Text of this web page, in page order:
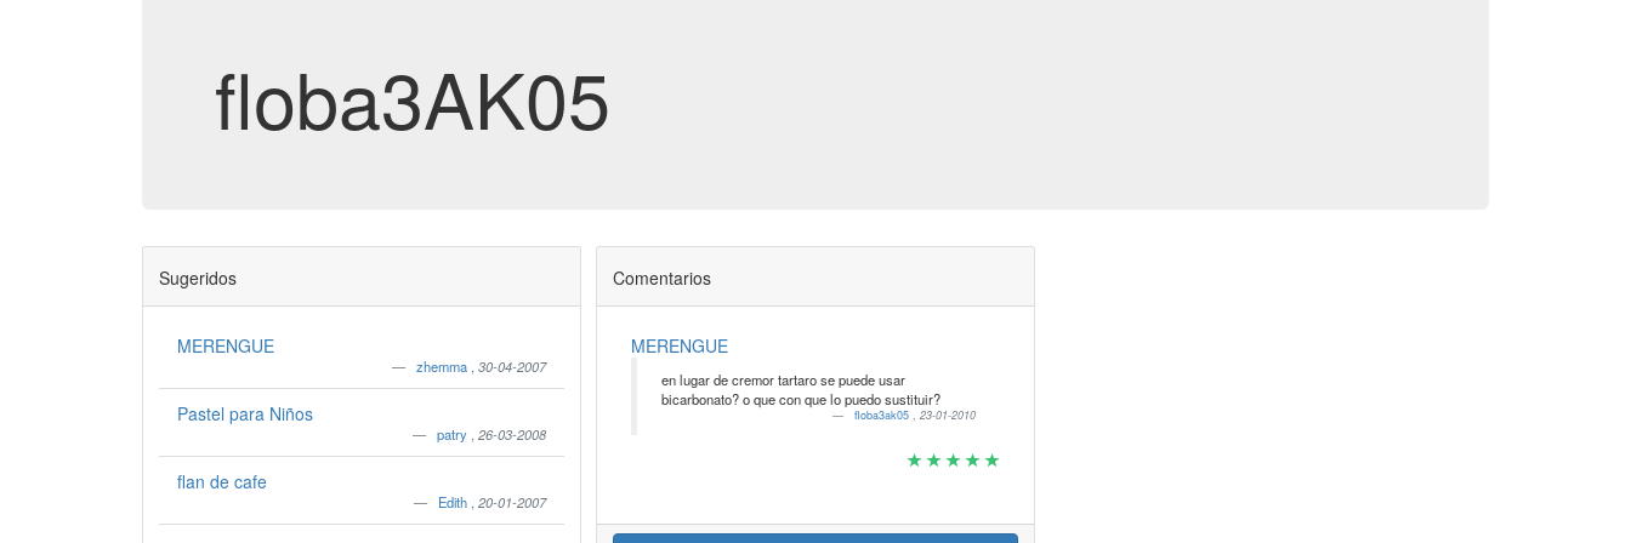
floba3AK05
Sugeridos
MERENGUE
zhemma ,30-04-2007
Pastel para Niños
patry ,26-03-2008
flan de cafe
Edith ,20-01-2007
Comentarios
MERENGUE
en lugar de cremor tartaro se puede usar
bicarbonato? o que con que lo puedo sustituir?
floba3ak05,23-01-2010